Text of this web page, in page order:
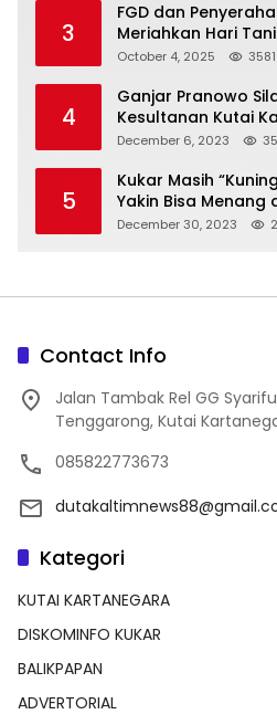
3
FGD dan
Meriahkan Hari
October 4, 2025 3581
4
Ganjar Pranowo
Kesultanan Kutai
December 6, 2023
5
Kukar Masih
Yakin Bisa Menang
December 30, 2023
Contact Info
Jalan Tambak Rel GG
Tenggarong, Kutai
085822773673
Kategori
KUTAI KARTANEGARA
DISKOMINFO KUKAR
BALIKPAPAN
ADVERTORIAL